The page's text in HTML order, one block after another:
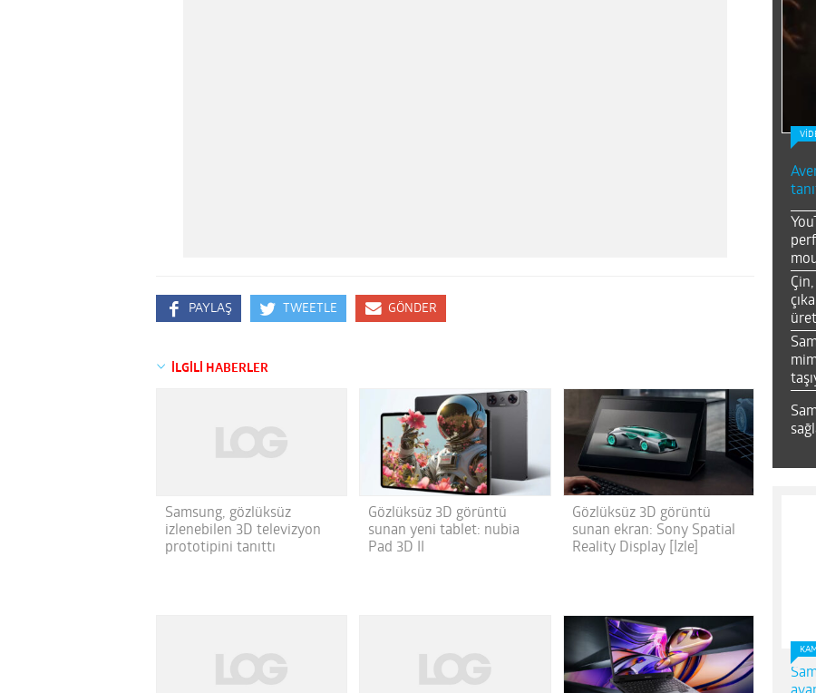
PAYLAŞ TWEETLE GÖNDER
İLGİLİ HABERLER
Samsung, gözlüksüz
izlenebilen 3D televizyon
prototipini tanıttı
Gözlüksüz 3D görüntü
sunan yeni tablet: nubia
Pad 3D II
Gözlüksüz 3D görüntü
sunan ekran: Sony Spatial
Reality Display [İzle]